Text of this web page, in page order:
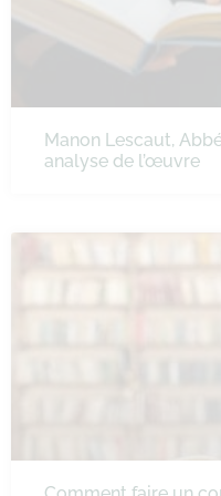
Manon Lescaut,
analyse de l’œuvre